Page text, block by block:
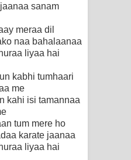
sanam
meraa dil
naa bahalaanaa
liyaa hai
kabhi tumhaari
me
kahi isi tamannaa
tum mere ho
karate jaanaa
liyaa hai